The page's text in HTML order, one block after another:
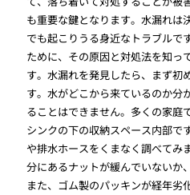
も重要な鍵となります。水漏れは
でも起こりうる身近なトラブルで
ために、その原因と対処法を知っ
す。水漏れを発見したら、まず初
す。水がどこから来ているのか分
ることはできません。多くの家庭
シンクの下の収納スペース内部で
や排水ホースをくまなく調べてみ
分にあるナットが緩んでいないか
また、ゴム製のパッキンが経年劣